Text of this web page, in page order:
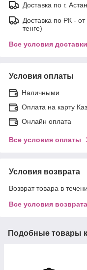
Доставка по г.
Доставка по РК -
тенге)
Все условия доставки
Условия оплаты
Наличными
Оплата на карту
Онлайн оплата
Все условия оплаты
Условия возврата
Возврат товара в
Все условия возврата
Подобные товары